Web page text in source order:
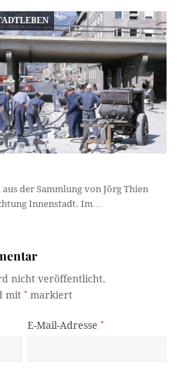
der Sammlung von Jörg Thien
Innenstadt. Im…
nicht veröffentlicht.
mit* markiert
E-Mail-Adresse*